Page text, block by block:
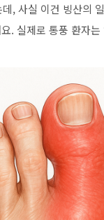
, 사실 이건 빙산의
. 실제로 통풍 환자